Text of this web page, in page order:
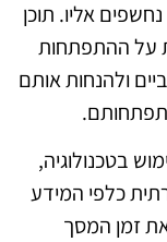
אליו. תוכן
על ההתפתחות
ולהנחות אותם
בטכנולוגיה,
כלפי המידע
זמן המסך